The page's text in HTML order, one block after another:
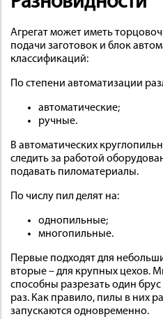
Агрегат может иметь
подачи заготовок и блок
классификаций:
По степени автоматизации
автоматические;
ручные.
В автоматических
следить за работой
подавать пиломатериалы.
По числу пил делят на:
однопильные;
многопильные.
Первые подходят для
вторые – для крупных цехов.
способны разрезать один
раз. Как правило, пилы в них
запускаются одновременно.